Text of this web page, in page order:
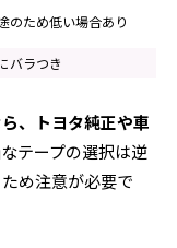
のため低い場合あり
バラつき
、トヨタ純正や車
テープの選択は逆
め注意が必要で